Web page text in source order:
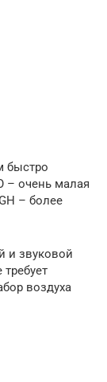
быстро
– очень малая
– более
и звуковой
воздуха